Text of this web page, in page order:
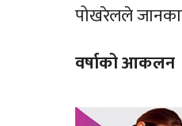
पोखरेलले
वर्षाको आकलन